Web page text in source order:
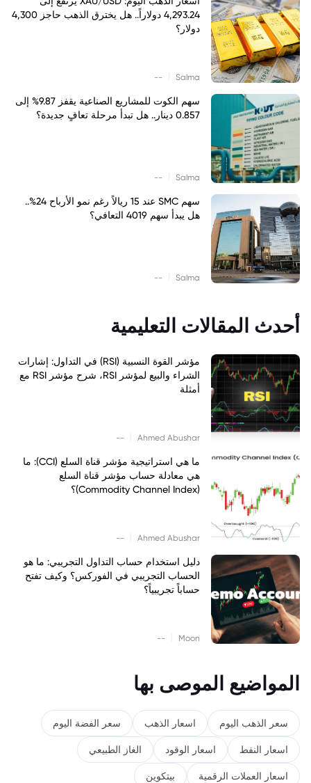
4,293.24 دولاراً.. هل يخترق الذهب حاجز 4,300
دولار؟
Salma
--
سهم الكوت للمشاريع الصناعية يقفز 9.87% إلى
0.857 دينار.. هل تبدأ مرحلة تعافٍ جديدة؟
Salma
--
سهم SMC عند 15 ريالاً رغم نمو الأرباح 24%..
هل يبدأ سهم 4019 التعافي؟
Salma
--
أحدث المقالات التعليمية
مؤشر القوة النسبية (RSI) في التداول: إشارات
الشراء والبيع لمؤشر RSI، شرح مؤشر RSI مع
أمثلة
Ahmed Abushar
--
ما هي استراتيجية مؤشر قناة السلع (CCI): ما
هي معادلة حساب مؤشر قناة السلع
(Commodity Channel Index)؟
Ahmed Abushar
--
دليل استخدام حساب التداول التجريبي: ما هو
الحساب التجريبي في الفوركس؟ وكيف تفتح
حساباً تجريبياً؟
Moon
--
المواضيع الموصى بها
سعر الذهب اليوم اسعار الذهب سعر الفضة اليوم
اسعار النفط اسعار الوقود الغاز الطبيعي
اسعار العملات الرقمية بيتكوين